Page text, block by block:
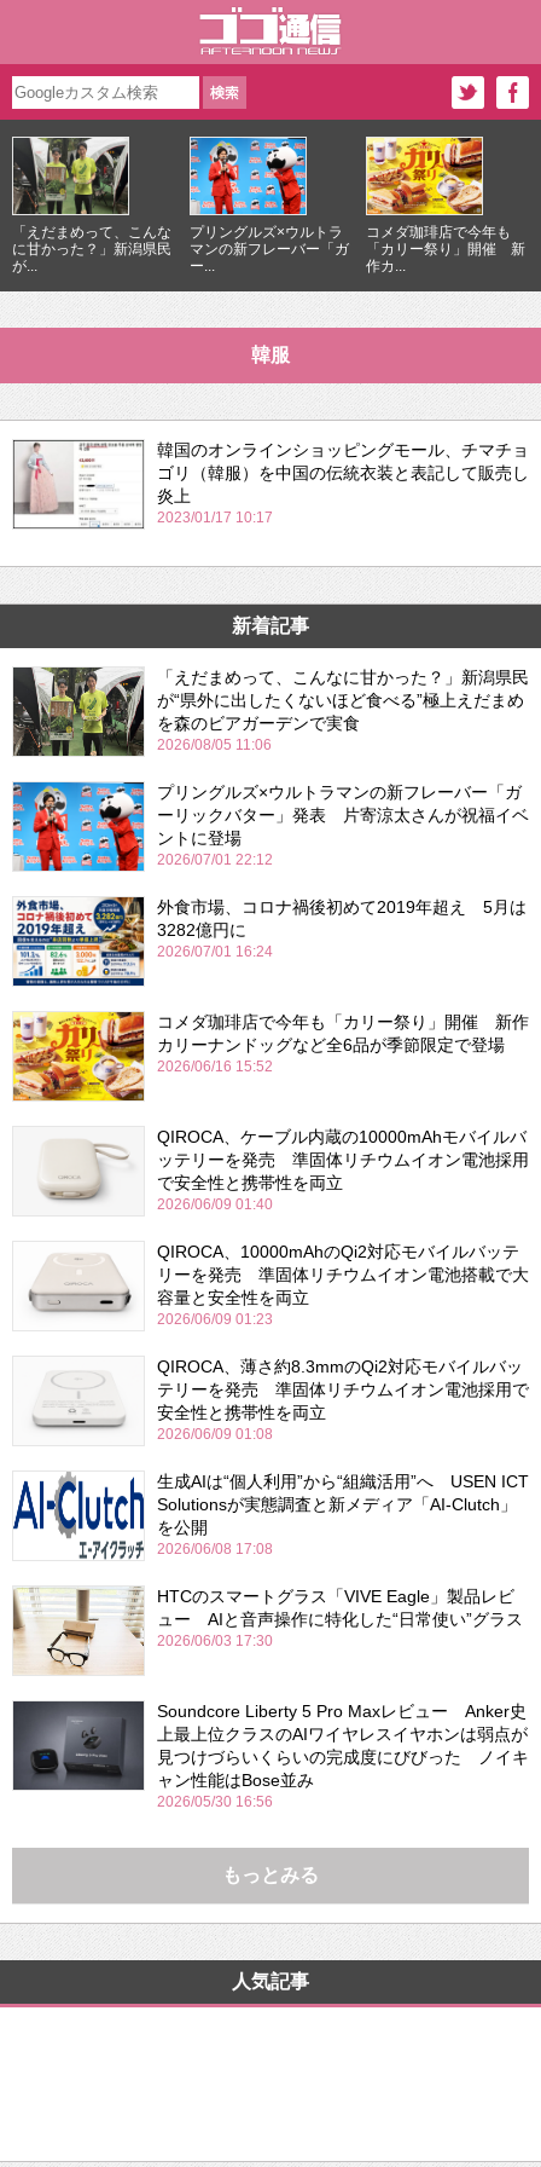
「えだまめって、こんな
に甘かった？」新潟県民
が...
プリングルズ×ウルトラ
マンの新フレーバー「ガ
ー...
コメダ珈琲店で今年も
「カリー祭り」開催 新
作カ...
韓服
韓国のオンラインショッピングモール、チマチョ
ゴリ（韓服）を中国の伝統衣装と表記して販売し
炎上
2023/01/17 10:17
新着記事
「えだまめって、こんなに甘かった？」新潟県民
が“県外に出したくないほど食べる”極上えだまめ
を森のビアガーデンで実食
2026/08/05 11:06
プリングルズ×ウルトラマンの新フレーバー「ガ
ーリックバター」発表 片寄涼太さんが祝福イベ
ントに登場
2026/07/01 22:12
外食市場、コロナ禍後初めて2019年超え 5月は
3282億円に
2026/07/01 16:24
コメダ珈琲店で今年も「カリー祭り」開催 新作
カリーナンドッグなど全6品が季節限定で登場
2026/06/16 15:52
QIROCA、ケーブル内蔵の10000mAhモバイルバ
ッテリーを発売 準固体リチウムイオン電池採用
で安全性と携帯性を両立
2026/06/09 01:40
QIROCA、10000mAhのQi2対応モバイルバッテ
リーを発売 準固体リチウムイオン電池搭載で大
容量と安全性を両立
2026/06/09 01:23
QIROCA、薄さ約8.3mmのQi2対応モバイルバッ
テリーを発売 準固体リチウムイオン電池採用で
安全性と携帯性を両立
2026/06/09 01:08
生成AIは“個人利用”から“組織活用”へ USEN ICT
Solutionsが実態調査と新メディア「AI-Clutch」
を公開
2026/06/08 17:08
HTCのスマートグラス「VIVE Eagle」製品レビ
ュー AIと音声操作に特化した“日常使い”グラス
2026/06/03 17:30
Soundcore Liberty 5 Pro Maxレビュー Anker史
上最上位クラスのAIワイヤレスイヤホンは弱点が
見つけづらいくらいの完成度にびびった ノイキ
ャン性能はBose並み
2026/05/30 16:56
もっとみる
人気記事